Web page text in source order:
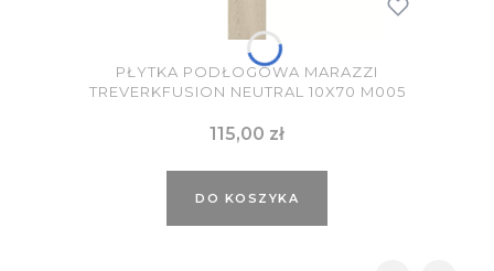
PŁYTKA PODŁOGOWA MARAZZI
TREVERKFUSION NEUTRAL 10X70 M005
Cena
115,00 zł
DO KOSZYKA